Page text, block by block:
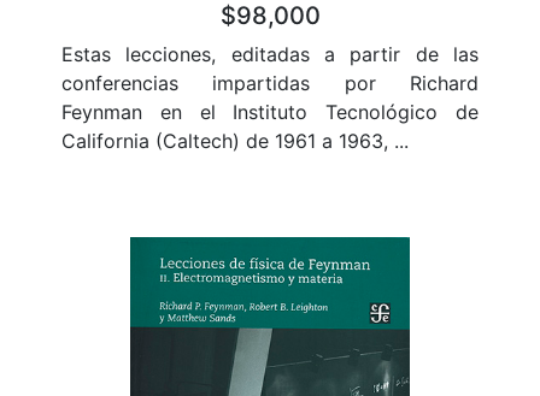
$98,000
Estas lecciones, editadas a partir de las
conferencias impartidas por Richard
Feynman en el Instituto Tecnológico de
California (Caltech) de 1961 a 1963, ...